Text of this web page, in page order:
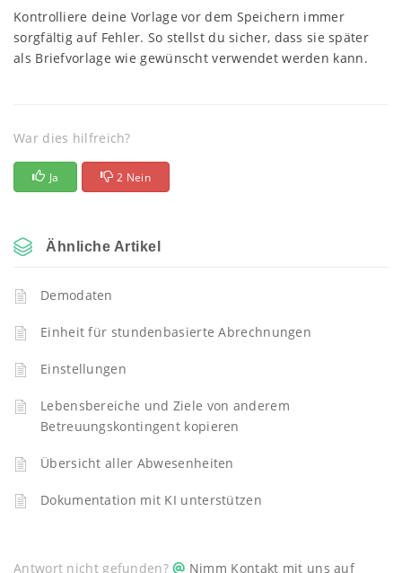
Kontrolliere deine Vorlage vor dem Speichern immer
sorgfältig auf Fehler. So stellst du sicher, dass sie später
als Briefvorlage wie gewünscht verwendet werden kann.
War dies hilfreich?
Ja 2 Nein
Ähnliche Artikel
Demodaten
Einheit für stundenbasierte Abrechnungen
Einstellungen
Lebensbereiche und Ziele von anderem
Betreuungskontingent kopieren
Übersicht aller Abwesenheiten
Dokumentation mit KI unterstützen
Antwort nicht gefunden? Nimm Kontakt mit uns auf